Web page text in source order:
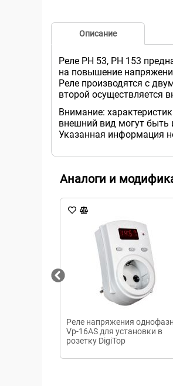
Описание
Реле РН 53, РН 153
на повышение
Реле производятся с
второй осуществляется
Внимание:
внешний вид могут быть
Указанная информация
Аналоги и
Реле напряжения
Vp-16AS для установки в
розетку DigiTop